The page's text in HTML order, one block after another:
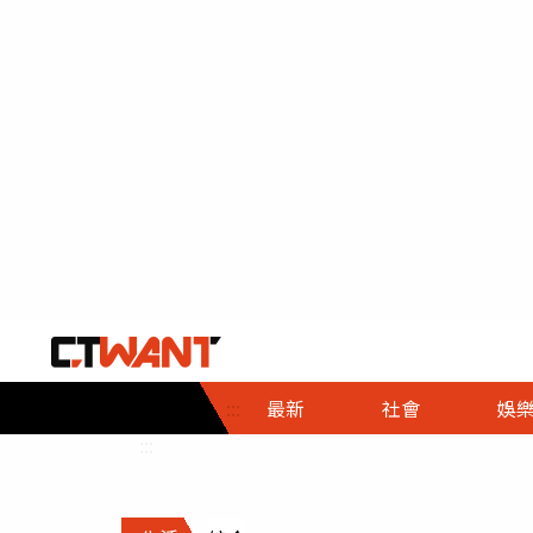
::: 最新 社會
社會首頁
時事
調查
娛樂
娛樂首頁
即時
財經首頁
熱線
政